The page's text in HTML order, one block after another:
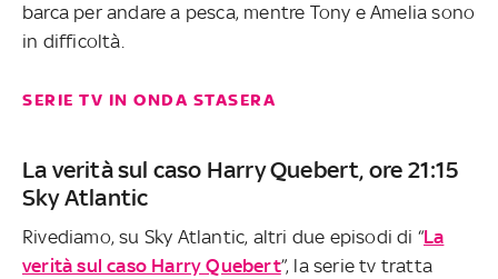
barca per andare a pesca, mentre Tony e Amelia sono
in difficoltà.
SERIE TV IN ONDA STASERA
La verità sul caso Harry Quebert, ore 21:15
Sky Atlantic
Rivediamo, su Sky Atlantic, altri due episodi di “La
verità sul caso Harry Quebert”, la serie tv tratta